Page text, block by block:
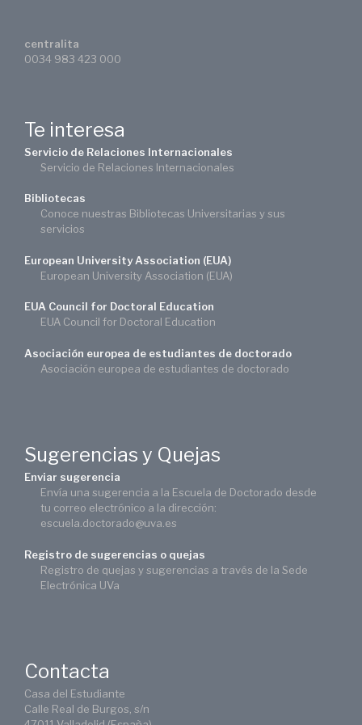
centralita
0034 983 423 000
Te interesa
Servicio de Relaciones Internacionales
Servicio de Relaciones Internacionales
Bibliotecas
Conoce nuestras Bibliotecas Universitarias y sus
servicios
European University Association (EUA)
European University Association (EUA)
EUA Council for Doctoral Education
EUA Council for Doctoral Education
Asociación europea de estudiantes de doctorado
Asociación europea de estudiantes de doctorado
Sugerencias y Quejas
Enviar sugerencia
Envía una sugerencia a la Escuela de Doctorado desde
tu correo electrónico a la dirección:
escuela.doctorado@uva.es
Registro de sugerencias o quejas
Registro de quejas y sugerencias a través de la Sede
Electrónica UVa
Contacta
Casa del Estudiante
Calle Real de Burgos, s/n